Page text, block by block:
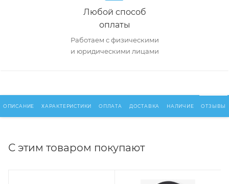
Любой способ
оплаты
Работаем с физическими
и юридическими лицами
ОПИСАНИЕ ХАРАКТЕРИСТИКИ ОПЛАТА ДОСТАВКА НАЛИЧИЕ ОТЗЫВЫ
С этим товаром покупают